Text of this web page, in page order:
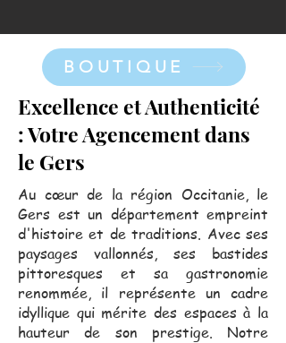
BOUTIQUE
Excellence et Authenticité
: Votre Agencement dans
le Gers
Au cœur de la région Occitanie, le
Gers est un département empreint
d'histoire et de traditions. Avec ses
paysages vallonnés, ses bastides
pittoresques et sa gastronomie
renommée, il représente un cadre
idyllique qui mérite des espaces à la
hauteur de son prestige. Notre